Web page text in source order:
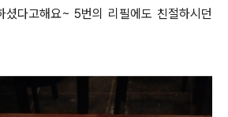
셨다고해요~ 5번의 리필에도 친절하시던